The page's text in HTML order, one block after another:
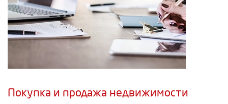
Покупка и продажа недвижимости